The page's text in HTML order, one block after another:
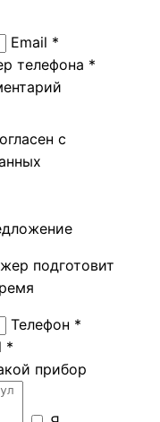
Email *
телефона *
с
подготовит
Телефон *
*
прибор